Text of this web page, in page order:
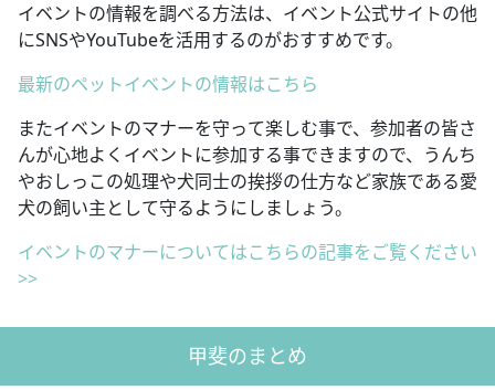
イベントの情報を調べる方法は、イベント公式サイトの他
にSNSやYouTubeを活用するのがおすすめです。
最新のペットイベントの情報はこちら
またイベントのマナーを守って楽しむ事で、参加者の皆さ
んが心地よくイベントに参加する事できますので、うんち
やおしっこの処理や犬同士の挨拶の仕方など家族である愛
犬の飼い主として守るようにしましょう。
イベントのマナーについてはこちらの記事をご覧ください
>>
甲斐のまとめ